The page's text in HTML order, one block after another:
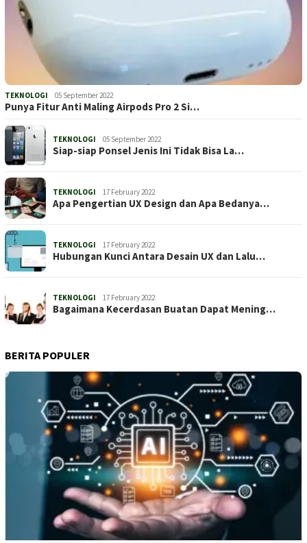
TEKNOLOGI 05 September 2022
Punya Fitur Anti Maling Airpods Pro 2 Si…
TEKNOLOGI 05 September 2022
Siap-siap Ponsel Jenis Ini Tidak Bisa La…
TEKNOLOGI 17 February 2022
Apa Pengertian UX Design dan Apa Bedanya…
TEKNOLOGI 17 February 2022
Hubungan Kunci Antara Desain UX dan Lalu…
TEKNOLOGI 17 February 2022
Bagaimana Kecerdasan Buatan Dapat Mening…
BERITA POPULER